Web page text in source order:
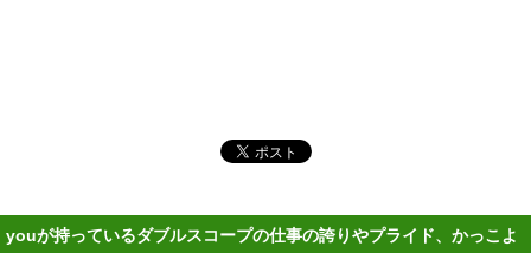
youが持っているダブルスコープの仕事の誇りやプライド、かっこよ